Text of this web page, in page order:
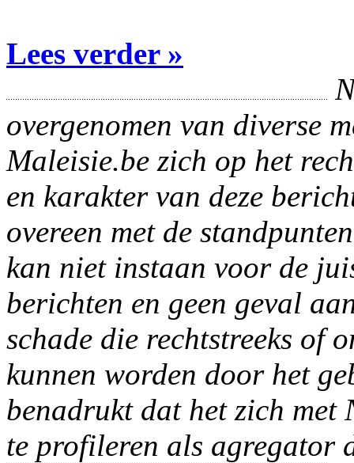
Lees verder »
overgenomen van diverse
Maleisie.be zich op het
en karakter van deze
overeen met de
kan niet instaan voor de
berichten en geen geval
schade die rechtstreeks of
kunnen worden door het
benadrukt dat het zich met
te profileren als agregator